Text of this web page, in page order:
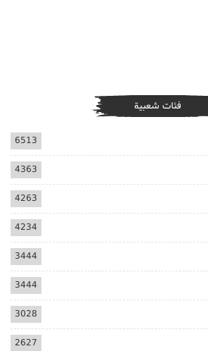
فئات شعبية
6513
4363
4263
4234
3444
3444
3028
2627